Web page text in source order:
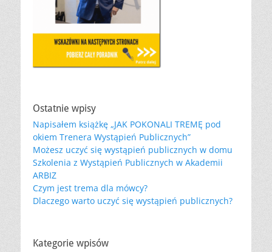
Ostatnie wpisy
Napisałem książkę „JAK POKONALI TREMĘ pod
okiem Trenera Wystąpień Publicznych”
Możesz uczyć się wystąpień publicznych w domu
Szkolenia z Wystąpień Publicznych w Akademii
ARBIZ
Czym jest trema dla mówcy?
Dlaczego warto uczyć się wystąpień publicznych?
Kategorie wpisów